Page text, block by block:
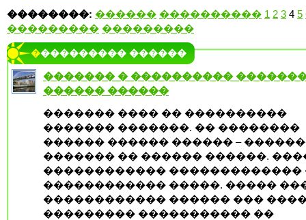
��������: ������ ���������� 1 2 3 4 5
��������� ���������
���������� ������
������� � ����������
������ ������
������� ���� �� ����������
������� �������. �� ��������
������ ������ ������ –
������� �� ������ ������.
������������ �������������
������������ �����. �����
������������ ������ ���
��������� ����������� ��